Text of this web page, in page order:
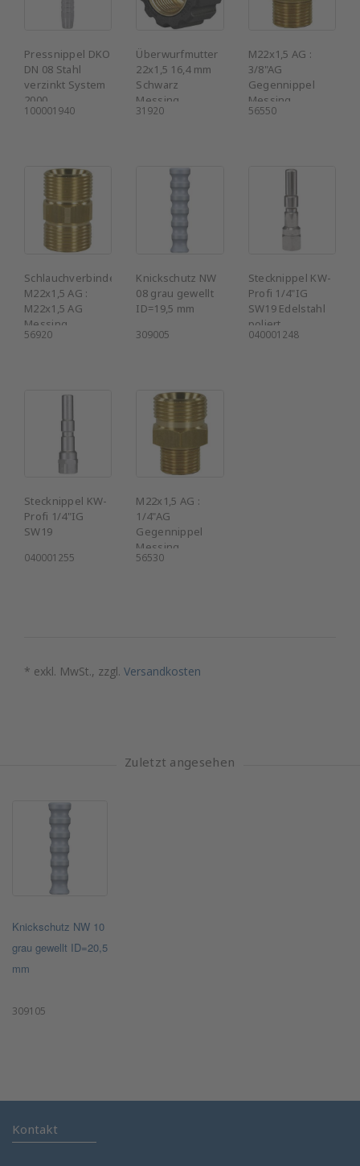
Pressnippel DKO
DN 08 Stahl
verzinkt System
2000
100001940
Überwurfmutter
22x1,5 16,4 mm
Schwarz
Messing
31920
M22x1,5 AG :
3/8"AG
Gegennippel
Messing
56550
Schlauchverbinder
M22x1,5 AG :
M22x1,5 AG
Messing
56920
Knickschutz NW
08 grau gewellt
ID=19,5 mm
309005
Stecknippel KW-
Profi 1/4"IG
SW19 Edelstahl
poliert
040001248
Stecknippel KW-
Profi 1/4"IG
SW19
040001255
M22x1,5 AG :
1/4"AG
Gegennippel
Messing
56530
* exkl. MwSt., zzgl. Versandkosten
Zuletzt angesehen
Knickschutz NW 10
grau gewellt ID=20,5
mm
309105
Kontakt